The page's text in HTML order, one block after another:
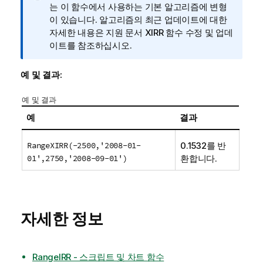
보
메
모
는 이 함수에서 사용하는 기본 알고리즘에 변형
이 있습니다. 알고리즘의 최근 업데이트에 대한
자세한 내용은 지원 문서 XIRR 함수 수정 및 업데
이트를 참조하십시오.
예 및 결과:
예 및 결과
예 결과
RangeXIRR(-2500,'2008-01-
01',2750,'2008-09-01')
0.1532를 반
환합니다.
자세한 정보
RangeIRR - 스크립트 및 차트 함수